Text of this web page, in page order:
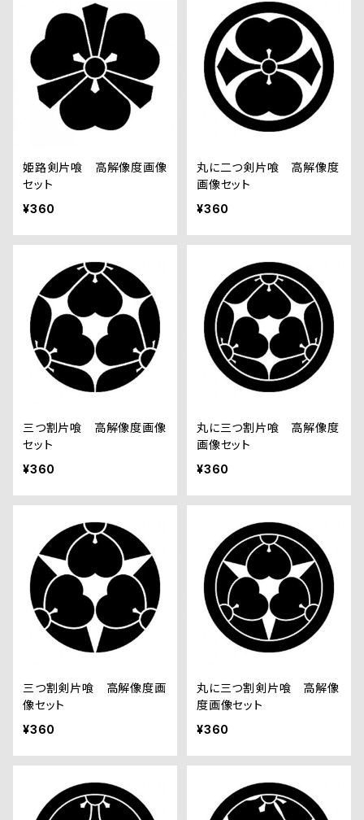
姫路剣片喰 高解像度画像
セット
¥360
丸に二つ剣片喰 高解像度
画像セット
¥360
三つ割片喰 高解像度画像
セット
¥360
丸に三つ割片喰 高解像度
画像セット
¥360
三つ割剣片喰 高解像度画
像セット
¥360
丸に三つ割剣片喰 高解像
度画像セット
¥360